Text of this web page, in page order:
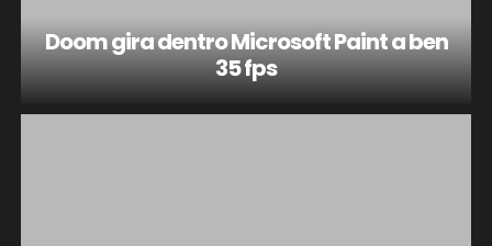
Doom gira dentro Microsoft Paint a ben
35 fps